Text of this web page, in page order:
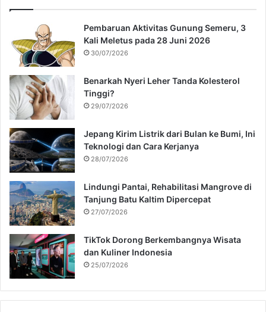
Pembaruan Aktivitas Gunung Semeru, 3
Kali Meletus pada 28 Juni 2026
30/07/2026
Benarkah Nyeri Leher Tanda Kolesterol
Tinggi?
29/07/2026
Jepang Kirim Listrik dari Bulan ke Bumi, Ini
Teknologi dan Cara Kerjanya
28/07/2026
Lindungi Pantai, Rehabilitasi Mangrove di
Tanjung Batu Kaltim Dipercepat
27/07/2026
TikTok Dorong Berkembangnya Wisata
dan Kuliner Indonesia
25/07/2026